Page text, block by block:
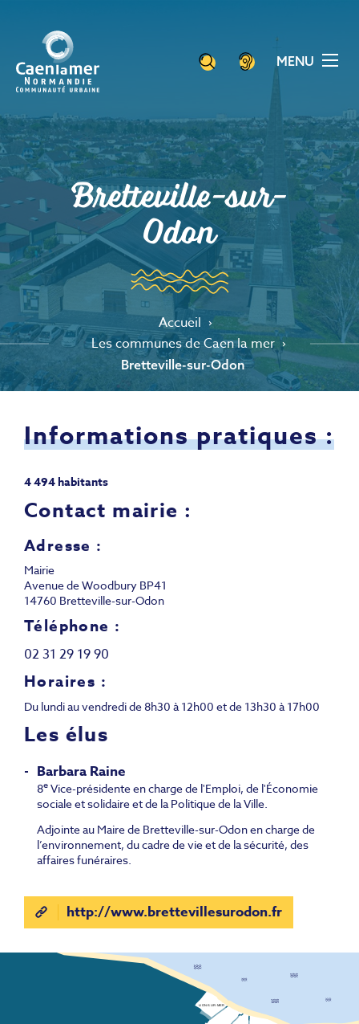
contenu
principal
MENU
Bretteville-sur-
Odon
Accueil
Les communes de Caen la mer
Bretteville-sur-Odon
Informations pratiques :
4 494 habitants
Contact mairie :
Adresse :
Mairie
Avenue de Woodbury BP41
14760 Bretteville-sur-Odon
Téléphone :
02 31 29 19 90
Horaires :
Du lundi au vendredi de 8h30 à 12h00 et de 13h30 à 17h00
Les élus
Barbara Raine
8eVice-présidente en charge de l'Emploi, de l'Économie
sociale et solidaire et de la Politique de la Ville.
Adjointe au Maire de Bretteville-sur-Odon en charge de
l’environnement, du cadre de vie et de la sécurité, des
affaires funéraires.
http://www.brettevillesurodon.fr
LION-SUR-MER